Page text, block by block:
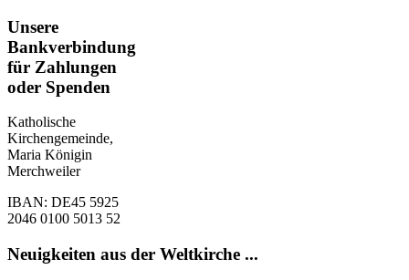
Unsere
Bankverbindung
für Zahlungen
oder Spenden
Katholische
Kirchengemeinde,
Maria Königin
Merchweiler
IBAN: DE45 5925
2046 0100 5013 52
Neuigkeiten aus der Weltkirche ...